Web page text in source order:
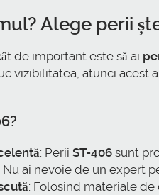
Alege perii
de important este să ai
vizibilitatea, atunci acest
: Perii ST-406 sunt
Nu ai nevoie de un expert
: Folosind materiale